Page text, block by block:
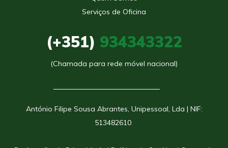
Serviços de Oficina
(+351) 934343322
(Chamada para rede móvel nacional)
António Filipe Sousa Abrantes, Unipessoal, Lda | NIF:
513482610